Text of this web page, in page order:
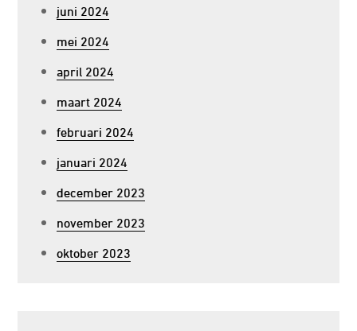
juni 2024
mei 2024
april 2024
maart 2024
februari 2024
januari 2024
december 2023
november 2023
oktober 2023